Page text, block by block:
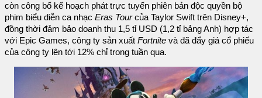
còn công bố kế hoạch phát trực tuyến phiên bản độc quyền bộ
phim biểu diễn ca nhạc Eras Tourcủa Taylor Swift trên Disney+,
đồng thời đảm bảo doanh thu 1,5 tỉ USD (1,2 tỉ bảng Anh) hợp tác
với Epic Games, công ty sản xuất Fortnite và đã đẩy giá cổ phiếu
của công ty lên tới 12% chỉ trong tuần qua.